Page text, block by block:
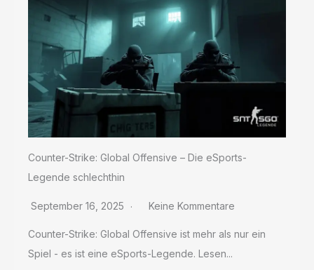
Counter-Strike: Global Offensive – Die eSports-
Legende schlechthin
September 16, 2025 Keine Kommentare
Counter-Strike: Global Offensive ist mehr als nur ein
Spiel - es ist eine eSports-Legende. Lesen...